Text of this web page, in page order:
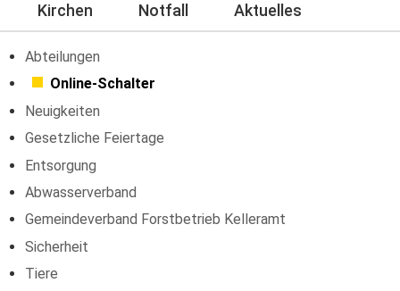
Kirchen Notfall Aktuelles
Abteilungen
Online-Schalter
Neuigkeiten
Gesetzliche Feiertage
Entsorgung
Abwasserverband
Gemeindeverband Forstbetrieb Kelleramt
Sicherheit
Tiere